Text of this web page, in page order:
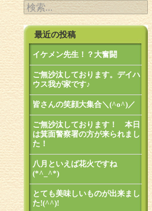
検索:
最近の投稿
イケメン先生！？大奮闘
ご無沙汰しております。デイハ
ウス我が家です♪
皆さんの笑顔大集合＼(^o^)／
ご無沙汰しております！ 本日
は箕面警察署の方が来られまし
た！
八月といえば花火ですね
(*^_^*)
とても美味しいものが出来まし
た!(^^)!